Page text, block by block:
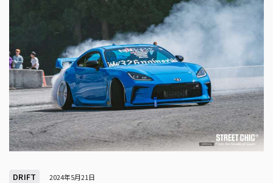
DRIFT 2024年5月21日